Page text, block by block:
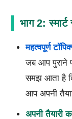
भाग 2:
महत्वपूर्ण
जब आप पुराने
समझ आता है
आप अपनी
अपनी तैयारी